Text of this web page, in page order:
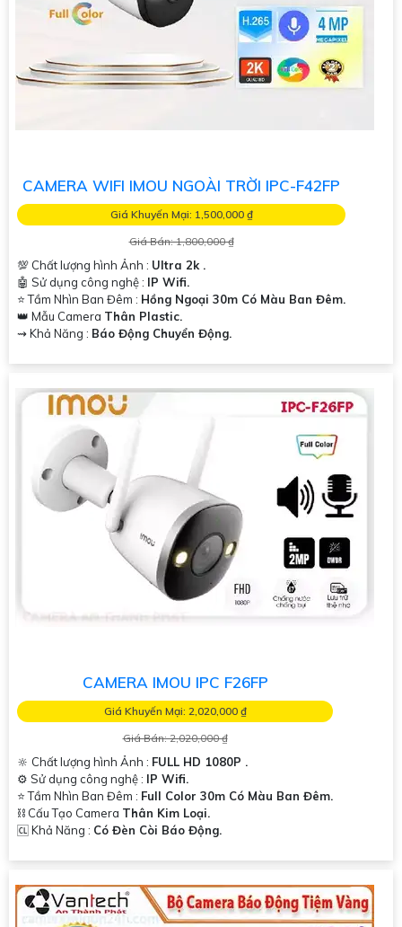
CAMERA WIFI IMOU NGOÀI TRỜI IPC-F42FP
Giá Khuyến Mại: 1,500,000 ₫
Giá Bán: 1,800,000 ₫
💯 Chất lượng hình Ảnh : Ultra 2k .
🤖️ Sử dụng công nghệ : IP Wifi.
⭐ Tầm Nhìn Ban Đêm : Hồng Ngoại 30m Có Màu Ban Đêm.
👑 Mẫu Camera Thân Plastic.
️⇝ Khả Năng : Báo Động Chuyển Động.
CAMERA IMOU IPC F26FP
Giá Khuyến Mại: 2,020,000 ₫
Giá Bán: 2,020,000 ₫
🔆 Chất lượng hình Ảnh : FULL HD 1080P .
⚙ Sử dụng công nghệ : IP Wifi.
⭐ Tầm Nhìn Ban Đêm : Full Color 30m Có Màu Ban Đêm.
⛓ Cấu Tạo Camera Thân Kim Loại.
️🆑 Khả Năng : Có Đèn Còi Báo Động.